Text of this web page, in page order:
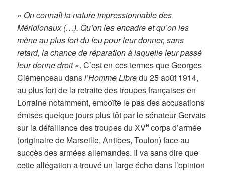
« On connaît la nature impressionnable des
Méridionaux (…). Qu’on les encadre et qu’on les
mène au plus fort du feu pour leur donner, sans
retard, la chance de réparation à laquelle leur passé
leur donne droit ». C’est en ces termes que Georges
Clémenceau dansl’Homme Libredu 25 août 1914,
au plus fort de la retraite des troupes françaises en
Lorraine notamment, emboîte le pas des accusations
émises quelque jours plus tôt par le sénateur Gervais
sur la défaillance des troupes du XVe corps d’armée
(originaire de Marseille, Antibes, Toulon) face au
succès des armées allemandes. Il va sans dire que
cette allégation a trouvé un large écho dans l’opinion